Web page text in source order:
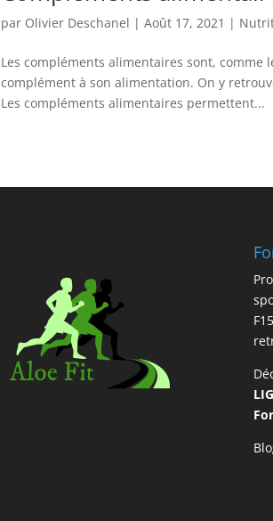
par Olivier Deschanel |Août 17, 2021 |
Les compléments alimentaires sont,
complément à son alimentation. On y
Les compléments alimentaires permettent...